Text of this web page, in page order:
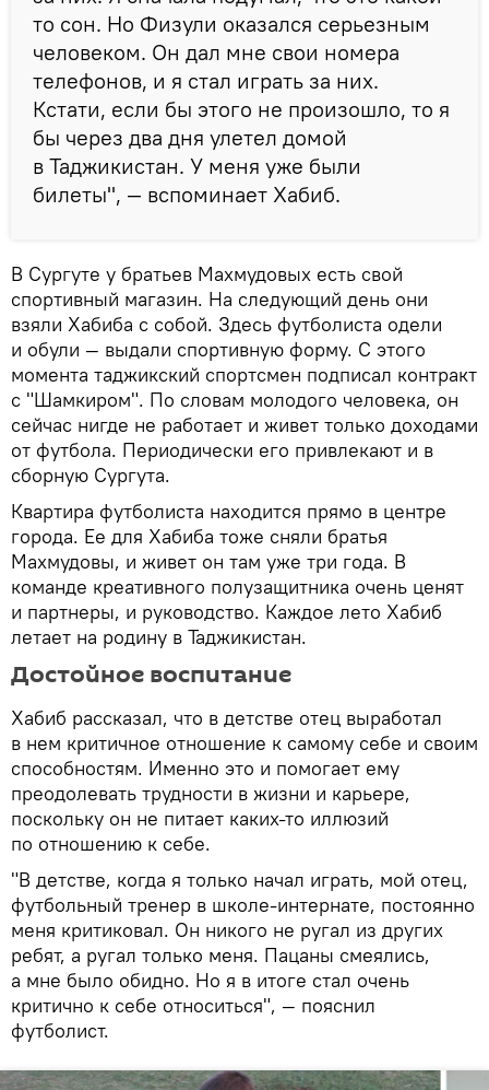
то сон. Но Физули оказался серьезным
человеком. Он дал мне свои номера
телефонов, и я стал играть за них.
Кстати, если бы этого не произошло, то я
бы через два дня улетел домой
в Таджикистан. У меня уже были
билеты", — вспоминает Хабиб.
В Сургуте у братьев Махмудовых есть свой
спортивный магазин. На следующий день они
взяли Хабиба с собой. Здесь футболиста одели
и обули — выдали спортивную форму. С этого
момента таджикский спортсмен подписал контракт
с "Шамкиром". По словам молодого человека, он
сейчас нигде не работает и живет только доходами
от футбола. Периодически его привлекают и в
сборную Сургута.
Квартира футболиста находится прямо в центре
города. Ее для Хабиба тоже сняли братья
Махмудовы, и живет он там уже три года. В
команде креативного полузащитника очень ценят
и партнеры, и руководство. Каждое лето Хабиб
летает на родину в Таджикистан.
Достойное воспитание
Хабиб рассказал, что в детстве отец выработал
в нем критичное отношение к самому себе и своим
способностям. Именно это и помогает ему
преодолевать трудности в жизни и карьере,
поскольку он не питает каких-то иллюзий
по отношению к себе.
"В детстве, когда я только начал играть, мой отец,
футбольный тренер в школе-интернате, постоянно
меня критиковал. Он никого не ругал из других
ребят, а ругал только меня. Пацаны смеялись,
а мне было обидно. Но я в итоге стал очень
критично к себе относиться", — пояснил
футболист.